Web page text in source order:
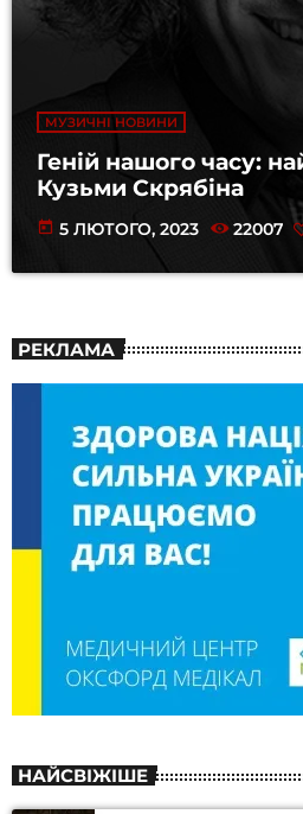
МУЗИЧНІ НОВИНИ
Геній нашого часу:
Кузьми Скрябіна
today 5 ЛЮТОГО, 2023 22007
РЕКЛАМА
НАЙСВІЖІШЕ